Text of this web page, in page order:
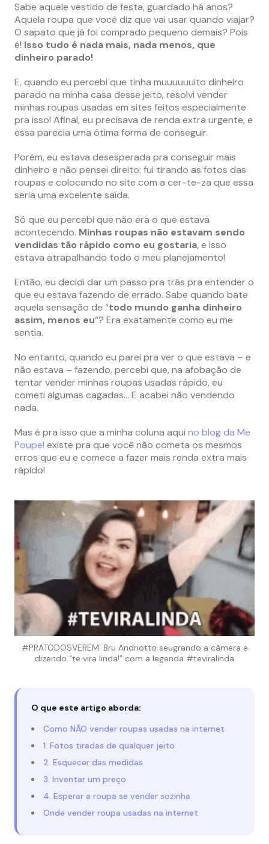
Sabe aquele vestido de festa, guardado há anos?
Aquela roupa que você diz que vai usar quando viajar?
O sapato que já foi comprado pequeno demais? Pois
é! Isso tudo é nada mais, nada menos, que
dinheiro parado!
E, quando eu percebi que tinha muuuuuuito dinheiro
parado na minha casa desse jeito, resolvi vender
minhas roupas usadas em sites feitos especialmente
pra isso! Afinal, eu precisava de renda extra urgente, e
essa parecia uma ótima forma de conseguir.
Porém, eu estava desesperada pra conseguir mais
dinheiro e não pensei direito: fui tirando as fotos das
roupas e colocando no site com a cer-te-za que essa
seria uma excelente saída.
Só que eu percebi que não era o que estava
acontecendo. Minhas roupas não estavam sendo
vendidas tão rápido como eu gostaria, e isso
estava atrapalhando todo o meu planejamento!
Então, eu decidi dar um passo pra trás pra entender o
que eu estava fazendo de errado. Sabe quando bate
aquela sensação de “todo mundo ganha dinheiro
assim, menos eu“? Era exatamente como eu me
sentia.
No entanto, quando eu parei pra ver o que estava – e
não estava – fazendo, percebi que, na afobação de
tentar vender minhas roupas usadas rápido, eu
cometi algumas cagadas… E acabei não vendendo
nada.
Mas é pra isso que a minha coluna aqui no blog da Me
Poupe! existe pra que você não cometa os mesmos
erros que eu e comece a fazer mais renda extra mais
rápido!
#PRATODOSVEREM: Bru Andriotto seugrando a câmera e
dizendo “te vira linda!” com a legenda #teviralinda
O que este artigo aborda:
Como NÃO vender roupas usadas na internet
1. Fotos tiradas de qualquer jeito
2. Esquecer das medidas
3. Inventar um preço
4. Esperar a roupa se vender sozinha
Onde vender roupa usadas na internet